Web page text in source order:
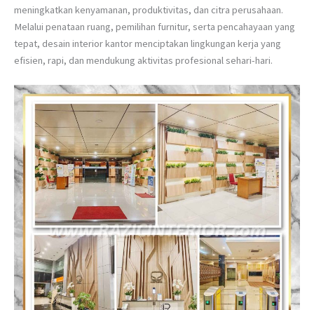
meningkatkan kenyamanan, produktivitas, dan citra perusahaan.
Melalui penataan ruang, pemilihan furnitur, serta pencahayaan yang
tepat, desain interior kantor menciptakan lingkungan kerja yang
efisien, rapi, dan mendukung aktivitas profesional sehari-hari.